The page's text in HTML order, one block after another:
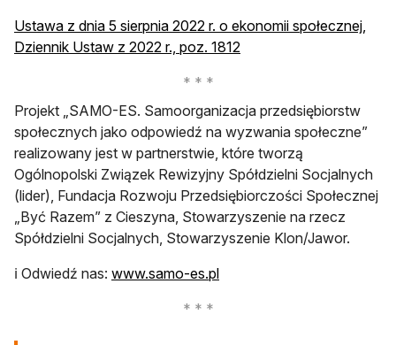
Ustawa z dnia 5 sierpnia 2022 r. o ekonomii społecznej,
Dziennik Ustaw z 2022 r., poz. 1812
Projekt „SAMO-ES. Samoorganizacja przedsiębiorstw
społecznych jako odpowiedź na wyzwania społeczne”
realizowany jest w partnerstwie, które tworzą
Ogólnopolski Związek Rewizyjny Spółdzielni Socjalnych
(lider), Fundacja Rozwoju Przedsiębiorczości Społecznej
„Być Razem” z Cieszyna, Stowarzyszenie na rzecz
Spółdzielni Socjalnych, Stowarzyszenie Klon/Jawor.
ℹ️ Odwiedź nas: www.samo-es.plotwiera się w nowej karcie